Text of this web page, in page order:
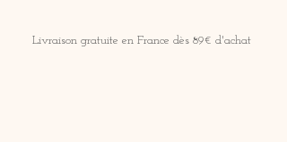
Livraison gratuite en France dès 89€ d'achat